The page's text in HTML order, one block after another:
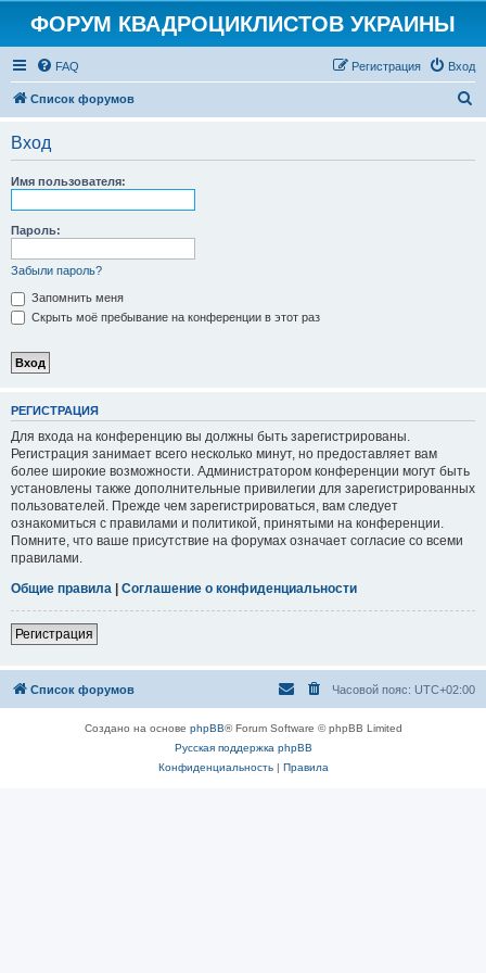
ФОРУМ КВАДРОЦИКЛИСТОВ УКРАИНЫ
FAQ Вход
Регистрация
Список форумов
Вход
Имя пользователя:
Пароль:
Забыли пароль?
Запомнить меня
Скрыть моё пребывание на конференции в этот раз
РЕГИСТРАЦИЯ
Для входа на конференцию вы должны быть зарегистрированы.
Регистрация занимает всего несколько минут, но предоставляет вам
более широкие возможности. Администратором конференции могут быть
установлены также дополнительные привилегии для зарегистрированных
пользователей. Прежде чем зарегистрироваться, вам следует
ознакомиться с правилами и политикой, принятыми на конференции.
Помните, что ваше присутствие на форумах означает согласие со всеми
правилами.
Общие правила | Соглашение о конфиденциальности
Регистрация
Список форумов Часовой пояс: UTC+02:00
Создано на основе phpBB® Forum Software © phpBB Limited
Русская поддержка phpBB
Конфиденциальность| Правила